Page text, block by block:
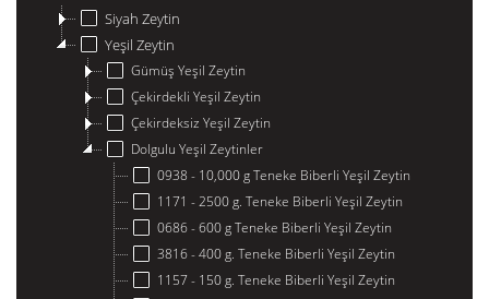
Siyah Zeytin
Yeşil Zeytin
Gümüş Yeşil Zeytin
Çekirdekli Yeşil Zeytin
Çekirdeksiz Yeşil Zeytin
Dolgulu Yeşil Zeytinler
0938 - 10,000 g Teneke Biberli Yeşil Zeytin
1171 - 2500 g. Teneke Biberli Yeşil Zeytin
0686 - 600 g Teneke Biberli Yeşil Zeytin
3816 - 400 g. Teneke Biberli Yeşil Zeytin
1157 - 150 g. Teneke Biberli Yeşil Zeytin